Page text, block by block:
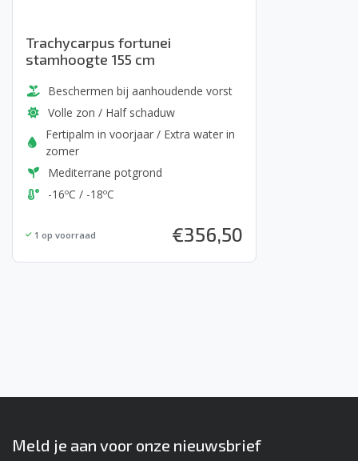
Trachycarpus fortunei
stamhoogte 155 cm
Beschermen bij aanhoudende vorst
Volle zon / Half schaduw
Fertipalm in voorjaar / Extra water in
zomer
Mediterrane potgrond
-16ºC / -18ºC
1 op voorraad €356,50
Meld je aan voor onze nieuwsbrief